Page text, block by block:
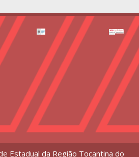
Estadual da Região Tocantina do